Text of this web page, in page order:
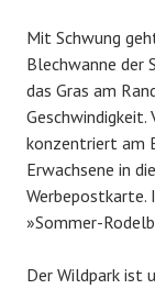
Mit Schwung
Blechwanne der
das Gras am
konzentriert am
Erwachsene in
»Sommer-
Der Wildpark ist